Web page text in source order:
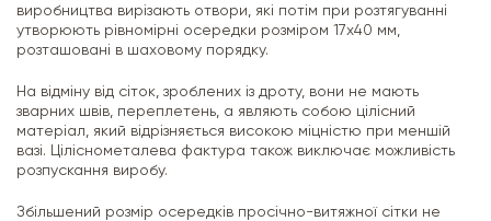
виробництва вирізають отвори, які потім при розтягуванні
утворюють рівномірні осередки розміром 17х40 мм,
розташовані в шаховому порядку.
На відміну від сіток, зроблених із дроту, вони не мають
зварних швів, переплетень, а являють собою цілісний
матеріал, який відрізняється високою міцністю при меншій
вазі. Ціліснометалева фактура також виключає можливість
розпускання виробу.
Збільшений розмір осередків просічно-витяжної сітки не